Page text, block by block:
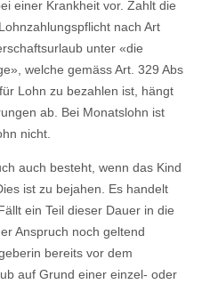
einer Krankheit vor. Zahlt die
nach Art
unter «die
welche gemäss Art. 329 Abs
Lohn zu bezahlen ist, hängt
ab. Bei Monatslohn ist
nicht.
auch besteht, wenn das Kind
ist zu bejahen. Es handelt
ein Teil dieser Dauer in die
Anspruch noch geltend
bereits vor dem
auf Grund einer einzel- oder